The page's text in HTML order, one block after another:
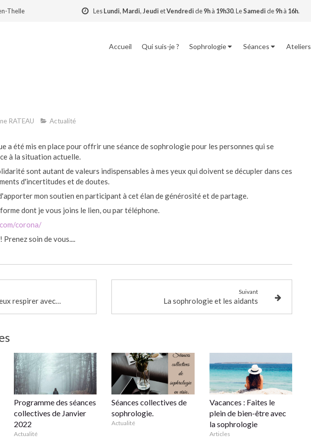
Thelle LesLundi, Mardi, JeudietVendredide9hà 19h30.LeSamedide9hà 16h.
Accueil Qui suis-je ? Sophrologie Séances Ateliers
RATEAU Actualité
a été mis en place pour offrir une séance de sophrologie pour les personnes qui se
à la situation actuelle.
sont autant de valeurs indispensables à mes yeux qui doivent se décupler dans ces
d'incertitudes et de doutes.
mon soutien en participant à cet élan de générosité et de partage.
dont je vous joins le lien, ou par téléphone.
corona/
soin de vous....
Apprendre à mieux respirer avec la sophrologie
Suivant
La sophrologie et les aidants
Programme des séances
collectives de Janvier
2022
Actualité
Séances collectives de
sophrologie.
Actualité
Vacances : Faites le
plein de bien-être avec
la sophrologie
Articles